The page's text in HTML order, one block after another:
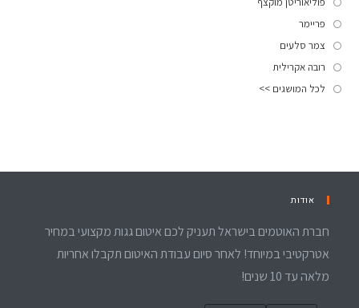
פריימר
צמר סלעים
רובה אקרילית
לכל המושגים >>
אודות
חברת האוטמים בישראל תעניק לכם איטום גגות מקצועי במחיר
אטרקטיבי במיוחד! לאחר סיום עבודת האיטום תקבלו אחריות
מלאה עד 10 שנים!